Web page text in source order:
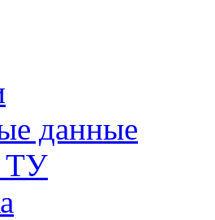
данные
ТУ